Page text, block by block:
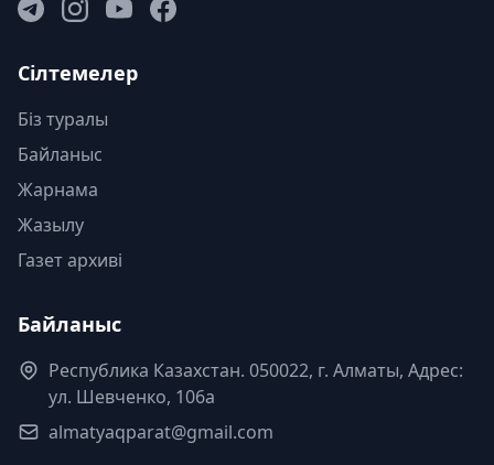
Сілтемелер
Біз туралы
Байланыс
Жарнама
Жазылу
Газет архиві
Байланыс
Республика Казахстан. 050022, г. Алматы, Адрес:
ул. Шевченко, 106а
almatyaqparat@gmail.com